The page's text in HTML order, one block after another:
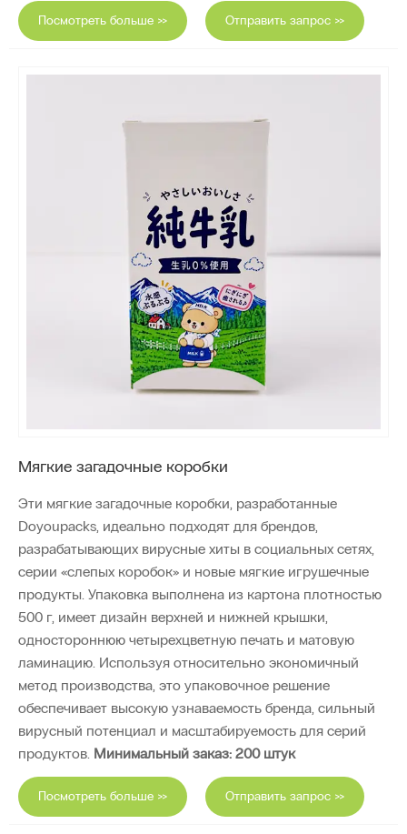
Посмотреть больше >> Отправить запрос >>
Мягкие загадочные коробки
Эти мягкие загадочные коробки, разработанные
Doyoupacks, идеально подходят для брендов,
разрабатывающих вирусные хиты в социальных сетях,
серии «слепых коробок» и новые мягкие игрушечные
продукты. Упаковка выполнена из картона плотностью
500 г, имеет дизайн верхней и нижней крышки,
одностороннюю четырехцветную печать и матовую
ламинацию. Используя относительно экономичный
метод производства, это упаковочное решение
обеспечивает высокую узнаваемость бренда, сильный
вирусный потенциал и масштабируемость для серий
продуктов. Минимальный заказ: 200 штук
Посмотреть больше >> Отправить запрос >>